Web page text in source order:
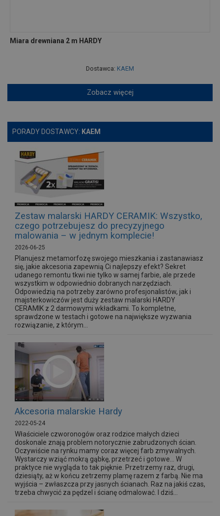
Miara drewniana 2 m HARDY
Dostawca: KAEM
Zobacz więcej
PORADY DOSTAWCY: KAEM
Zestaw malarski HARDY CERAMIK: Wszystko,
czego potrzebujesz do precyzyjnego
malowania – w jednym komplecie!
2026-06-25
Planujesz metamorfozę swojego mieszkania i zastanawiasz
się, jakie akcesoria zapewnią Ci najlepszy efekt? Sekret
udanego remontu tkwi nie tylko w samej farbie, ale przede
wszystkim w odpowiednio dobranych narzędziach.
Odpowiedzią na potrzeby zarówno profesjonalistów, jak i
majsterkowiczów jest duży zestaw malarski HARDY
CERAMIK z 2 darmowymi wkładkami. To kompletne,
sprawdzone w testach i gotowe na największe wyzwania
rozwiązanie, z którym...
Akcesoria malarskie Hardy
2022-05-24
Właściciele czworonogów oraz rodzice małych dzieci
doskonale znają problem notorycznie zabrudzonych ścian.
Oczywiście na rynku mamy coraz więcej farb zmywalnych.
Wystarczy wziąć mokrą gąbkę, przetrzeć i gotowe… W
praktyce nie wygląda to tak pięknie. Przetrzemy raz, drugi,
dziesiąty, aż w końcu zetrzemy plamę razem z farbą. Nie ma
wyjścia – zwłaszcza przy jasnych ścianach. Raz na jakiś czas,
trzeba chwycić za pędzel i ścianę odmalować. I dziś...